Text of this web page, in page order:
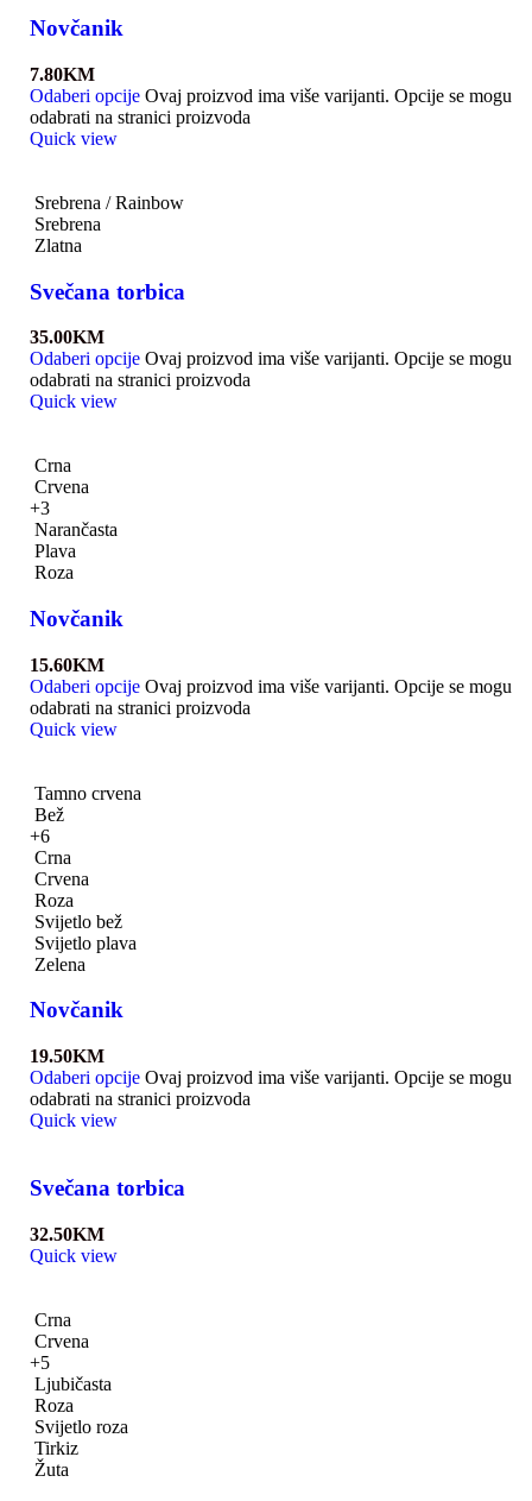
Novčanik
7.80KM
Odaberi opcije Ovaj proizvod ima više varijanti. Opcije se mogu
odabrati na stranici proizvoda
Quick view
Srebrena / Rainbow
Srebrena
Zlatna
Svečana torbica
35.00KM
Odaberi opcije Ovaj proizvod ima više varijanti. Opcije se mogu
odabrati na stranici proizvoda
Quick view
Crna
Crvena
+3
Narančasta
Plava
Roza
Novčanik
15.60KM
Odaberi opcije Ovaj proizvod ima više varijanti. Opcije se mogu
odabrati na stranici proizvoda
Quick view
Tamno crvena
Bež
+6
Crna
Crvena
Roza
Svijetlo bež
Svijetlo plava
Zelena
Novčanik
19.50KM
Odaberi opcije Ovaj proizvod ima više varijanti. Opcije se mogu
odabrati na stranici proizvoda
Quick view
Svečana torbica
32.50KM
Quick view
Crna
Crvena
+5
Ljubičasta
Roza
Svijetlo roza
Tirkiz
Žuta